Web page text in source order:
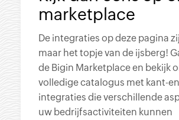
marketplace
De integraties op deze pagina
maar het topje van de ijsberg!
de Bigin Marketplace en bekijk
volledige catalogus met kant-
integraties die verschillende
uw bedrijfsactiviteiten kunnen